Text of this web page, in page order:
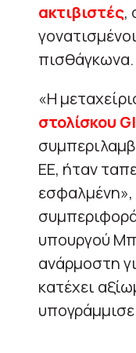
ακτιβιστές,
πισθάγκωνα.
«Η
στολίσκου
ΕΕ, ήταν
υπουργού
ανάρμοστη
κατέχει